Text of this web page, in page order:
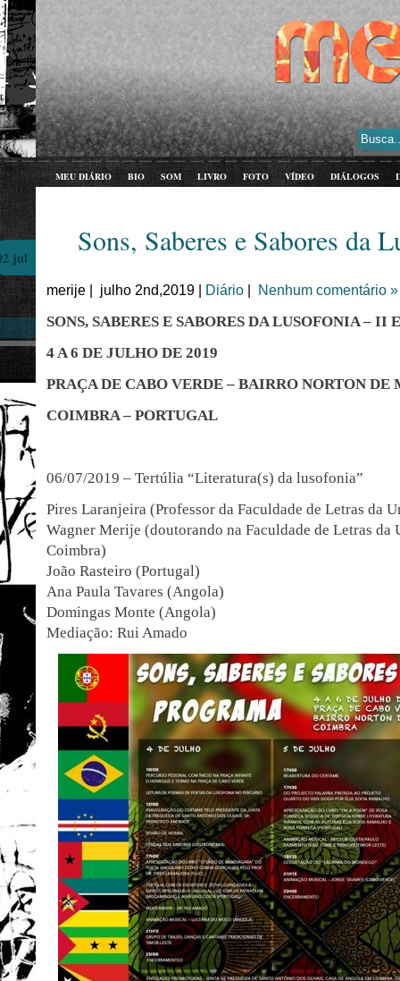
MEU DIÁRIO BIO SOM LIVRO FOTO VÍDEO DIÁLOGOS
Sons, Saberes e Sabores da
jul
merije | julho 2nd,2019 | Diário Nenhum comentário »
SONS, SABERES E SABORES DA LUSOFONIA – II
4 A 6 DE JULHO DE 2019
PRAÇA DE CABO VERDE – BAIRRO NORTON DE
COIMBRA – PORTUGAL
06/07/2019 – Tertúlia “Literatura(s) da lusofonia”
Pires Laranjeira (Professor da Faculdade de Letras da
Wagner Merije (doutorando na Faculdade de Letras da
Coimbra)
João Rasteiro (Portugal)
Ana Paula Tavares (Angola)
Domingas Monte (Angola)
Mediação: Rui Amado